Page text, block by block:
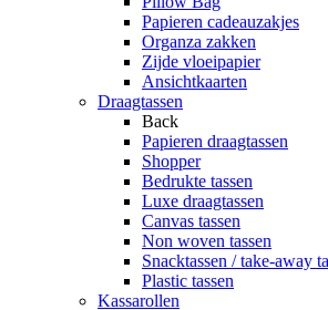
Papieren cadeauzakjes
Organza zakken
Zijde vloeipapier
Ansichtkaarten
Draagtassen
Back
Papieren draagtassen
Shopper
Bedrukte tassen
Luxe draagtassen
Canvas tassen
Non woven tassen
Snacktassen / take-away
Plastic tassen
Kassarollen